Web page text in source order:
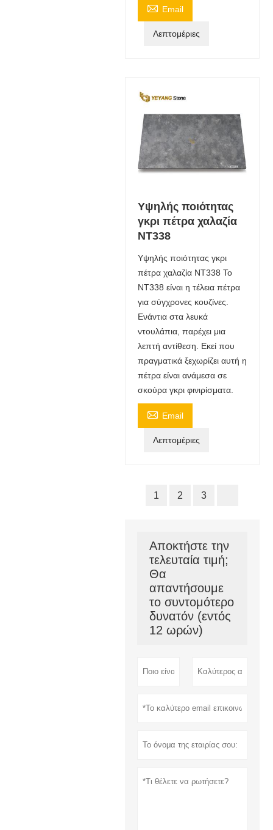
 Email
Λεπτομέριες
Υψηλής ποιότητας
γκρι πέτρα χαλαζία
NT338
Υψηλής ποιότητας γκρι
πέτρα χαλαζία NT338 Το
NT338 είναι η τέλεια πέτρα
για σύγχρονες κουζίνες.
Ενάντια στα λευκά
ντουλάπια, παρέχει μια
λεπτή αντίθεση. Εκεί που
πραγματικά ξεχωρίζει αυτή η
πέτρα είναι ανάμεσα σε
σκούρα γκρι φινιρίσματα.
 Email
Λεπτομέριες
1 2 3
Αποκτήστε την
τελευταία τιμή;
Θα
απαντήσουμε
το συντομότερο
δυνατόν (εντός
12 ωρών)